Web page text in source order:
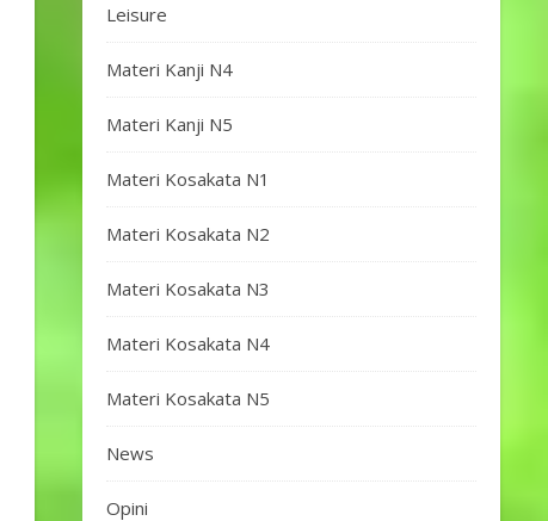
Leisure
Materi Kanji N4
Materi Kanji N5
Materi Kosakata N1
Materi Kosakata N2
Materi Kosakata N3
Materi Kosakata N4
Materi Kosakata N5
News
Opini